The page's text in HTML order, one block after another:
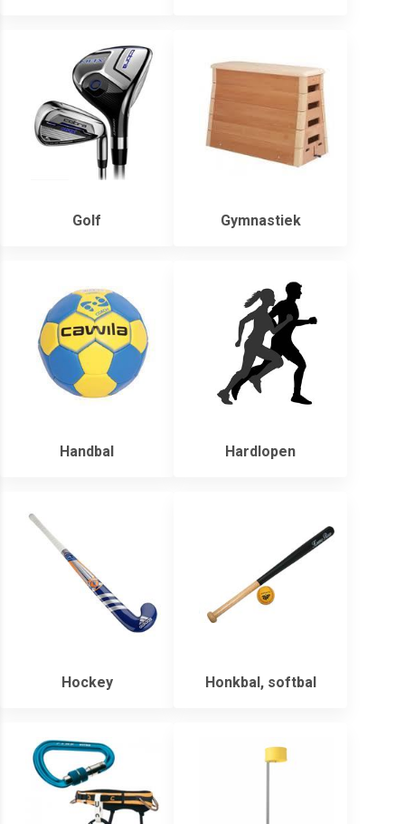
Golf Gymnastiek
Handbal Hardlopen
Hockey Honkbal, softbal